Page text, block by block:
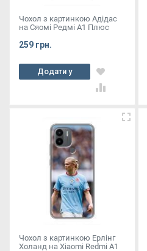
Чохол з картинкою Адідас
на Сяомі Редмі А1 Плюс
259 грн.
Додати у
кошик
Чохол з картинкою Ерлінг
Холанд на Xiaomi Redmi A1